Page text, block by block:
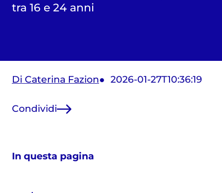
tra 16 e 24 anni
Di Caterina Fazion 2026-01-27T10:36:19
Condividi
In questa pagina